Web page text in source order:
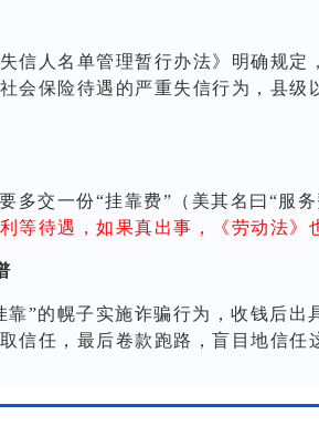
信人名单管理暂行办法》明确规
会保险待遇的严重失信行为，县级
多交一份“挂靠费”（美其名曰“服
等待遇，如果真出事，《劳动法》
”的幌子实施诈骗行为，收钱后出
信任，最后卷款跑路，盲目地信任